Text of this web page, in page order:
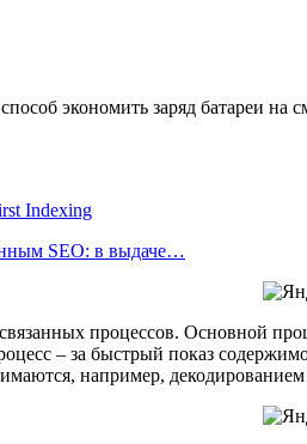
экономить заряд батареи на
Indexing
SEO: в выдаче…
процессов. Основной
– за быстрый показ
например,